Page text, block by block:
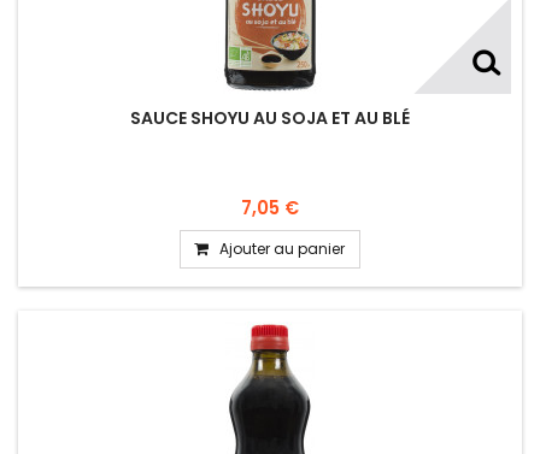
SAUCE SHOYU AU SOJA ET AU BLÉ
7,05 €
Ajouter au panier